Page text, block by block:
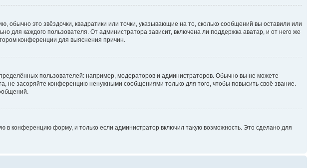
это звёздочки, квадратики или точки, указывающие на то, сколько сообщений вы оставили или
для каждого пользователя. От администратора зависит, включена ли поддержка аватар, и от него же
конференции для выяснения причин.
пользователей: например, модераторов и администраторов. Обычно вы не можете
засоряйте конференцию ненужными сообщениями только для того, чтобы повысить своё звание.
в конференцию форму, и только если администратор включил такую возможность. Это сделано для